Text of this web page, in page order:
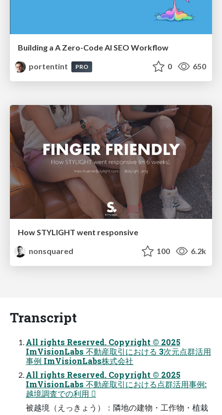
Building a A Zero-Code AI SEO Workflow
portentint
PRO 0 650
How STYLIGHT went responsive
nonsquared
100 6.2k
Transcript
All rights Reserved. Copyright © 2025
ImVisionLabs 不動産取引における 3次元点群活用
事例 ImVisionLabs株式会社
All rights Reserved. Copyright © 2025
ImVisionLabs 不動産取引における点群活用事例:
越境調査での利用 
被越境（えっきょう）：隣地の建物・工作物・植栽